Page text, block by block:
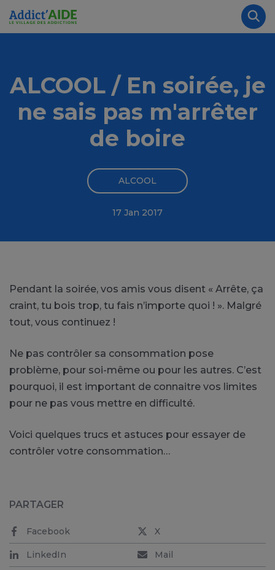
Aller au contenu principal
ALCOOL / En soirée, je
ne sais pas m'arrêter
de boire
ALCOOL
17 Jan 2017
Pendant la soirée, vos amis vous disent « Arrête, ça
craint, tu bois trop, tu fais n’importe quoi ! ». Malgré
tout, vous continuez !
Ne pas contrôler sa consommation pose
problème, pour soi-même ou pour les autres. C’est
pourquoi, il est important de connaitre vos limites
pour ne pas vous mettre en difficulté.
Voici quelques trucs et astuces pour essayer de
contrôler votre consommation…
PARTAGER
Facebook X
LinkedIn Mail
Panneau de gestion des cookies